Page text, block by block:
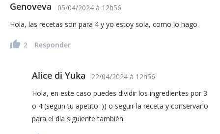
Genoveva 05/04/2024 à 12h56
Hola, las recetas son para 4 y yo estoy sola, como lo hago.
2 Responder
Alice di Yuka 22/04/2024 à 12h56
Hola, en este caso puedes dividir los ingredientes por 3
o 4 (segun tu apetito :)) o seguir la receta y conservarlo
para el dia siguiente también.